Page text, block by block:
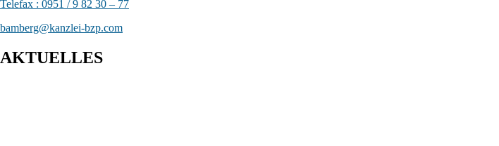
Telefax : 0951 / 9 82 30 – 77
bamberg@kanzlei-bzp.com
AKTUELLES